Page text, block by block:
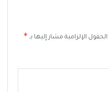
الحقول الإلزامية مشار إليها بـ *